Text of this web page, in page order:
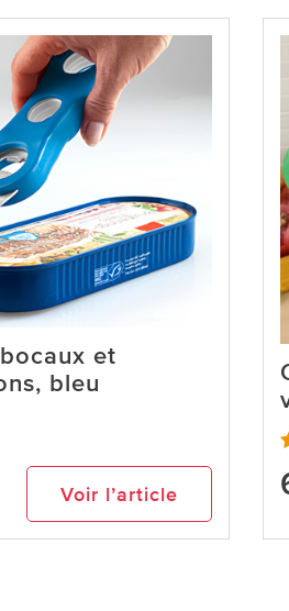
et
bleu
Voir l’article